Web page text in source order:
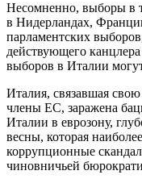
Несомненно, выборы в
в Нидерландах,
парламентских
действующего
выборов в Италии
Италия, связавшая
члены ЕС, заражена
Италии в еврозону,
весны, которая
коррупционные
чиновничьей